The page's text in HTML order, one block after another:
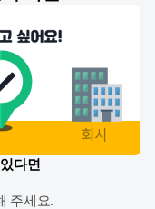
다면
주세요.